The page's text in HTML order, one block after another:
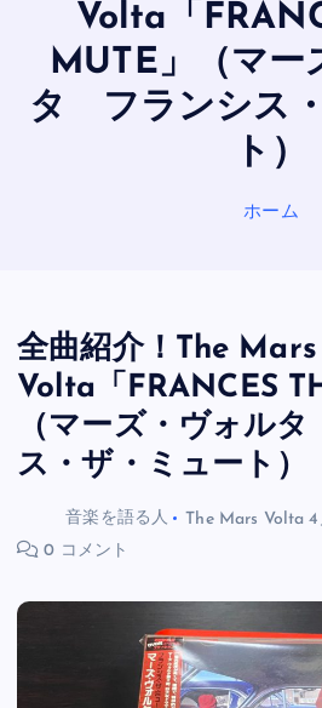
Volta「
MUTE」（マー
タ フランシス
ト）
ホーム
全曲紹介！The Mars
Volta「FRANCES
（マーズ・ヴォル
ス・ザ・ミュート）
音楽を語る人 The Mars Volta 4
0 コメント